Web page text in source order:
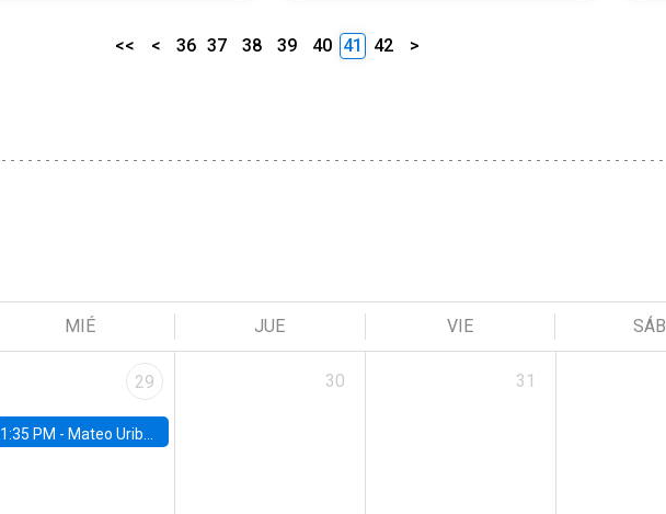
<< < 36 37 38 39 40 41 42 >
MIÉ JUE VIE SÁB
29
1:35 PM - Mateo Uribe-Castro, Universidad de los Andes (Colombia)
30 31